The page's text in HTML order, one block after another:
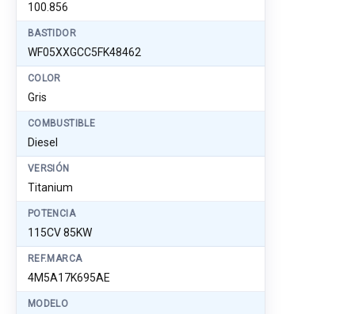
100.856
BASTIDOR
WF05XXGCC5FK48462
COLOR
Gris
COMBUSTIBLE
Diesel
VERSIÓN
Titanium
POTENCIA
115CV 85KW
REF.MARCA
4M5A17K695AE
MODELO